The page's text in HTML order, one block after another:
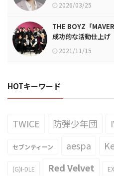
2026/03/25
THE BOYZ「
成功的な活動仕上げ
2021/11/15
HOTキーワード
TWICE 防弾少年団
セブンティーン aespa
(G)I-DLE Red Velvet